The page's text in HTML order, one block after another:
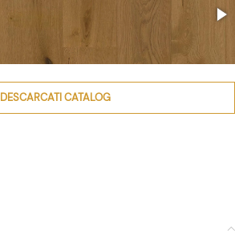
DESCARCATI CATALOG